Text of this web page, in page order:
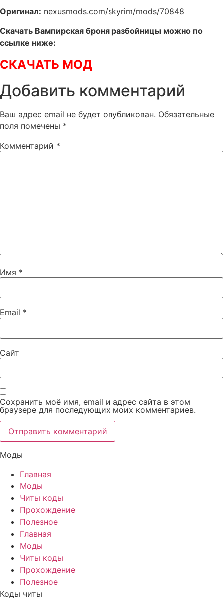
Оригинал: nexusmods.com/skyrim/mods/70848
Скачать Вампирская броня разбойницы можно по
ссылке ниже:
СКАЧАТЬ МОД
Добавить комментарий
Ваш адрес email не будет опубликован. Обязательные
поля помечены *
Комментарий *
Имя *
Email *
Сайт
Сохранить моё имя, email и адрес сайта в этом
браузере для последующих моих комментариев.
Моды
Главная
Моды
Читы коды
Прохождение
Полезное
Главная
Моды
Читы коды
Прохождение
Полезное
Коды читы